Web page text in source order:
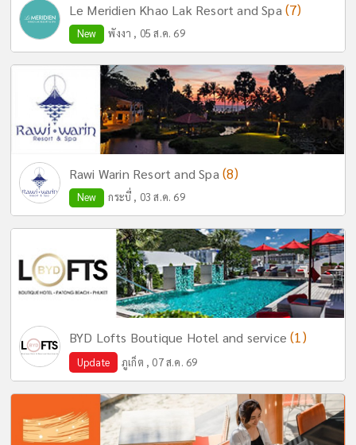
Le Meridien Khao Lak Resort and Spa (7)
New พังงา , 05 ส.ค. 69
Rawi Warin Resort and Spa (8)
New กระบี่ , 03 ส.ค. 69
BYD Lofts Boutique Hotel and service(1)
Update ภูเก็ต , 07 ส.ค. 69